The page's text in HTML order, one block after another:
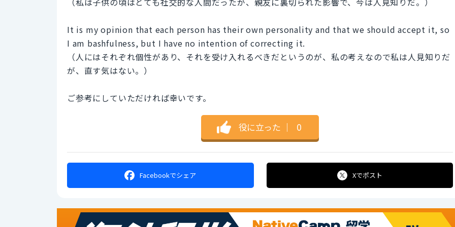
It is my opinion that each person has their own personality and that we should accept it, so
I am bashfulness, but I have no intention of correcting it.
（人にはそれぞれ個性があり、それを受け入れるべきだというのが、私の考えなので私は人見知りだ
が、直す気はない。）
ご参考にしていただければ幸いです。
役に立った ｜ 0
Facebookでシェア Xでポスト